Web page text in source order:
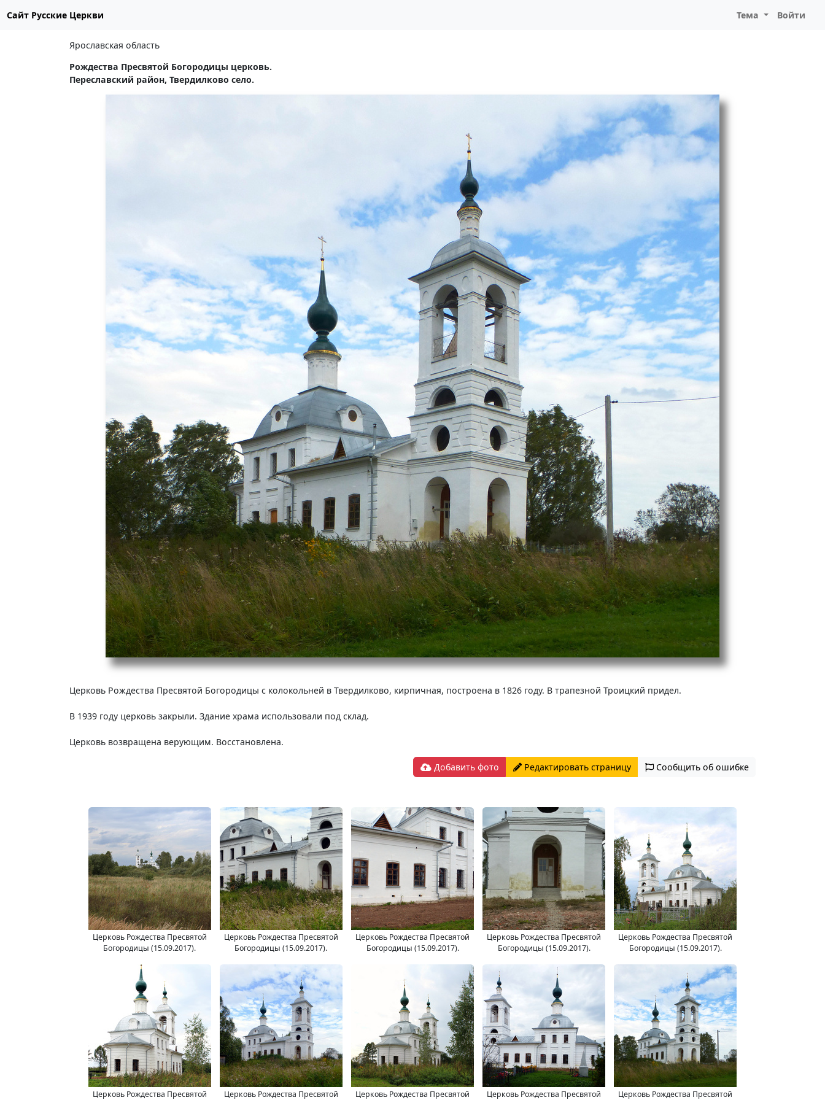
Сайт Русские Церкви Тема Войти
Ярославская область
Рождества Пресвятой Богородицы церковь.
Переславский район, Твердилково село.
Церковь Рождества Пресвятой Богородицы с колокольней в Твердилково, кирпичная, построена в 1826 году. В трапезной Троицкий придел.
В 1939 году церковь закрыли. Здание храма использовали под склад.
Церковь возвращена верующим. Восстановлена.
Добавить фото Редактировать страницу Сообщить об ошибке
Церковь Рождества Пресвятой
Богородицы (15.09.2017).
Церковь Рождества Пресвятой
Богородицы (15.09.2017).
Церковь Рождества Пресвятой
Богородицы (15.09.2017).
Церковь Рождества Пресвятой
Богородицы (15.09.2017).
Церковь Рождества Пресвятой
Богородицы (15.09.2017).
Церковь Рождества Пресвятой
Церковь Рождества Пресвятой
Церковь Рождества Пресвятой
Церковь Рождества Пресвятой
Церковь Рождества Пресвятой